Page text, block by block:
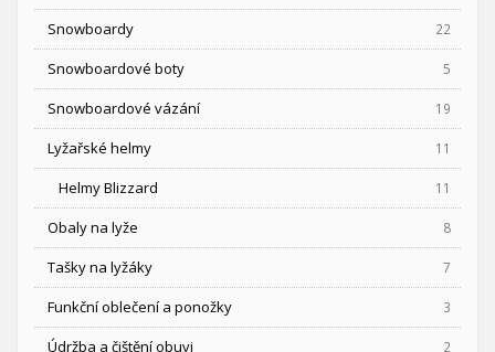
Snowboardy 22
Snowboardové boty 5
Snowboardové vázání 19
Lyžařské helmy 11
Helmy Blizzard 11
Obaly na lyže 8
Tašky na lyžáky 7
Funkční oblečení a ponožky 3
Údržba a čištění obuvi 2